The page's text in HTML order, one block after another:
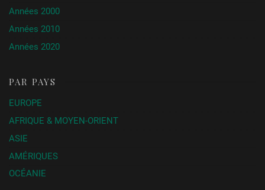
Années 2000
Années 2010
Années 2020
PAR PAYS
EUROPE
AFRIQUE & MOYEN-ORIENT
ASIE
AMÉRIQUES
OCÉANIE